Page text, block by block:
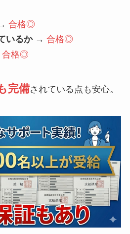
合格◎
いるか→合格◎
合格◎
完備されている点も安心。